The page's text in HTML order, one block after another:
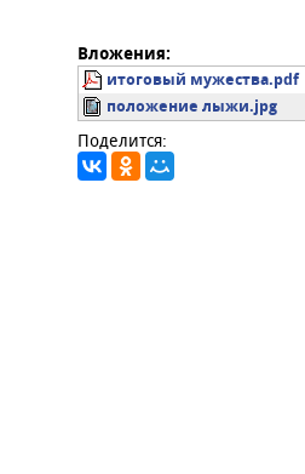
Вложения:
итоговый мужества.pdf
положение лыжи.jpg
Поделится: